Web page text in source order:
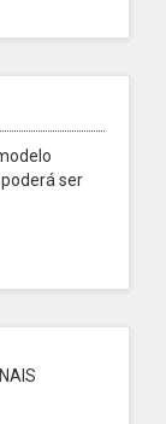
ser